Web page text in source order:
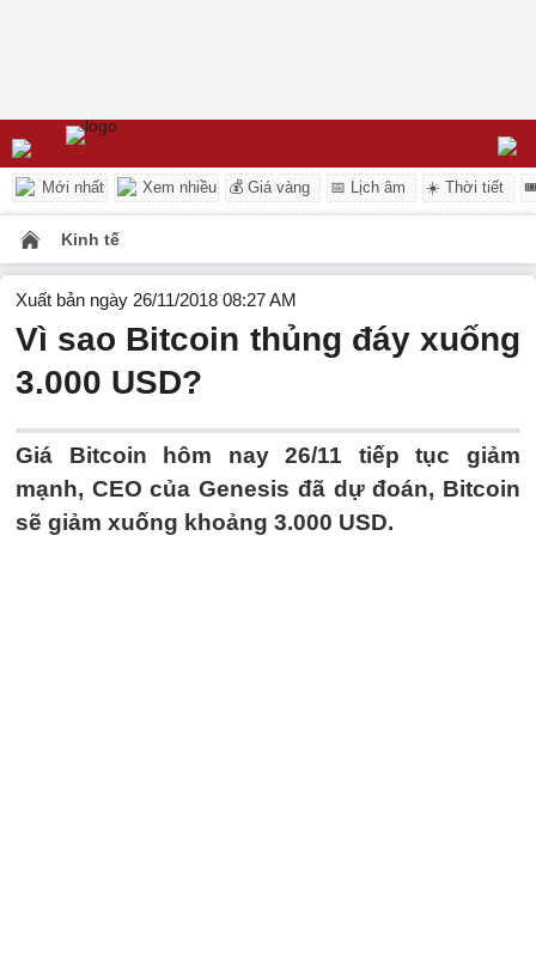
Mới nhất Xem nhiều 💰 Giá vàng 📅 Lịch âm ☀️ Thời tiết
Kinh tế
Xuất bản ngày 26/11/2018 08:27 AM
Vì sao Bitcoin thủng đáy xuống
3.000 USD?
Giá Bitcoin hôm nay 26/11 tiếp tục giảm
mạnh, CEO của Genesis đã dự đoán, Bitcoin
sẽ giảm xuống khoảng 3.000 USD.